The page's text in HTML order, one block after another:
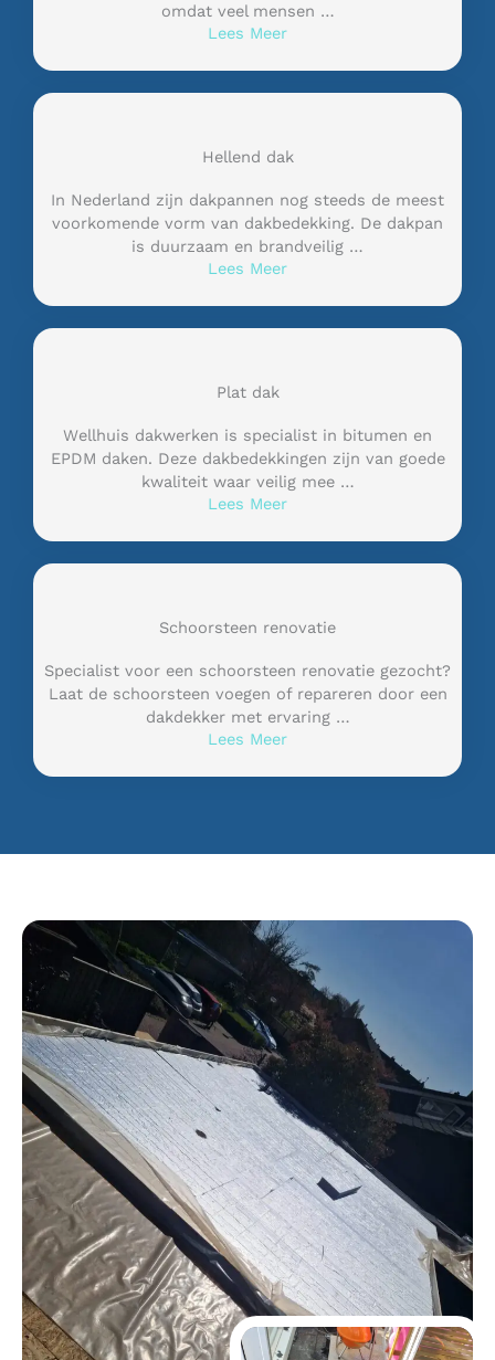
omdat veel mensen …
Lees Meer
Hellend dak
In Nederland zijn dakpannen nog steeds de meest
voorkomende vorm van dakbedekking. De dakpan
is duurzaam en brandveilig …
Lees Meer
Plat dak
Wellhuis dakwerken is specialist in bitumen en
EPDM daken. Deze dakbedekkingen zijn van goede
kwaliteit waar veilig mee …
Lees Meer
Schoorsteen renovatie
Specialist voor een schoorsteen renovatie gezocht?
Laat de schoorsteen voegen of repareren door een
dakdekker met ervaring …
Lees Meer